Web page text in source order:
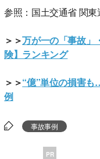
参照：国土交通省 関
＞＞万が一の「事故」
険】ランキング
＞＞“億”単位の損害
例
事故事例
PR